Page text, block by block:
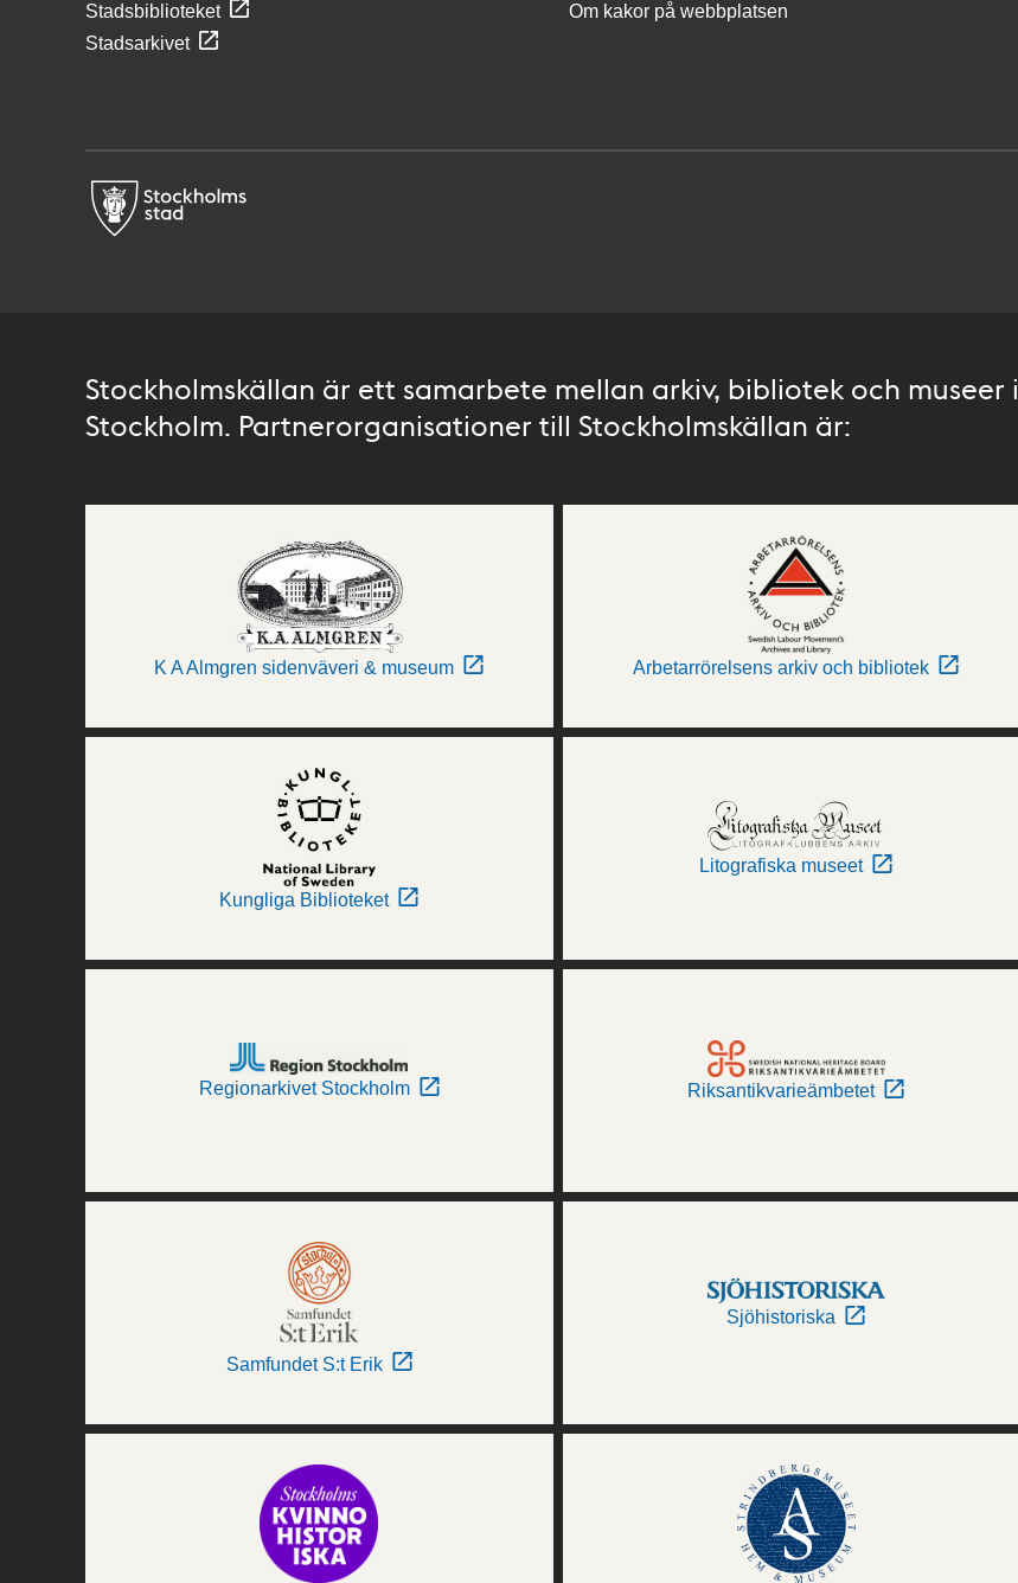
Stadsbiblioteket
Stadsarkivet
Om kakor på webbplatsen
Stockholmskällan är ett samarbete mellan arkiv, bibliotek och museer i
Stockholm. Partnerorganisationer till Stockholmskällan är:
K A Almgren sidenväveri & museum Arbetarrörelsens arkiv och bibliotek
Kungliga Biblioteket
Litografiska museet
Regionarkivet Stockholm Riksantikvarieämbetet
Samfundet S:t Erik
Sjöhistoriska